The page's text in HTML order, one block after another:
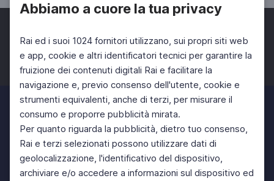
Abbiamo a cuore la tua privacy
Rai ed i suoi 1024 fornitori utilizzano, sui propri siti web
e app, cookie e altri identificatori tecnici per garantire la
fruizione dei contenuti digitali Rai e facilitare la
navigazione e, previo consenso dell'utente, cookie e
strumenti equivalenti, anche di terzi, per misurare il
consumo e proporre pubblicità mirata.
Per quanto riguarda la pubblicità, dietro tuo consenso,
Rai e terzi selezionati possono utilizzare dati di
geolocalizzazione, l'identificativo del dispositivo,
archiviare e/o accedere a informazioni sul dispositivo ed
Facebook Twitter Instagram